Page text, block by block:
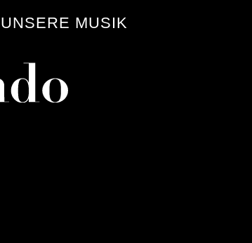
UNSERE MUSIK